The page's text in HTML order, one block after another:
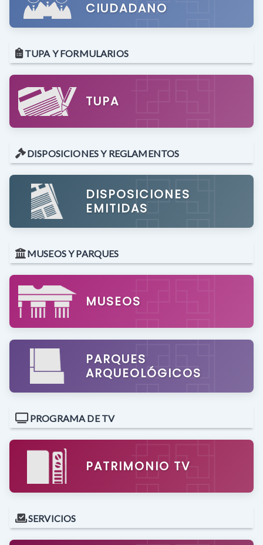
CIUDADANO
TUPA Y FORMULARIOS
TUPA
DISPOSICIONES Y REGLAMENTOS
DISPOSICIONES
EMITIDAS
MUSEOS Y PARQUES
MUSEOS
PARQUES
ARQUEOLÓGICOS
PROGRAMA DE TV
PATRIMONIO TV
SERVICIOS